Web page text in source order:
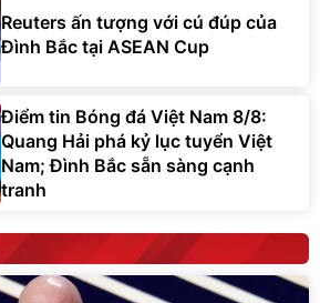
Reuters ấn tượng với cú đúp của
Đình Bắc tại ASEAN Cup
Điểm tin Bóng đá Việt Nam 8/8:
Quang Hải phá kỷ lục tuyển Việt
Nam; Đình Bắc sẵn sàng cạnh
tranh